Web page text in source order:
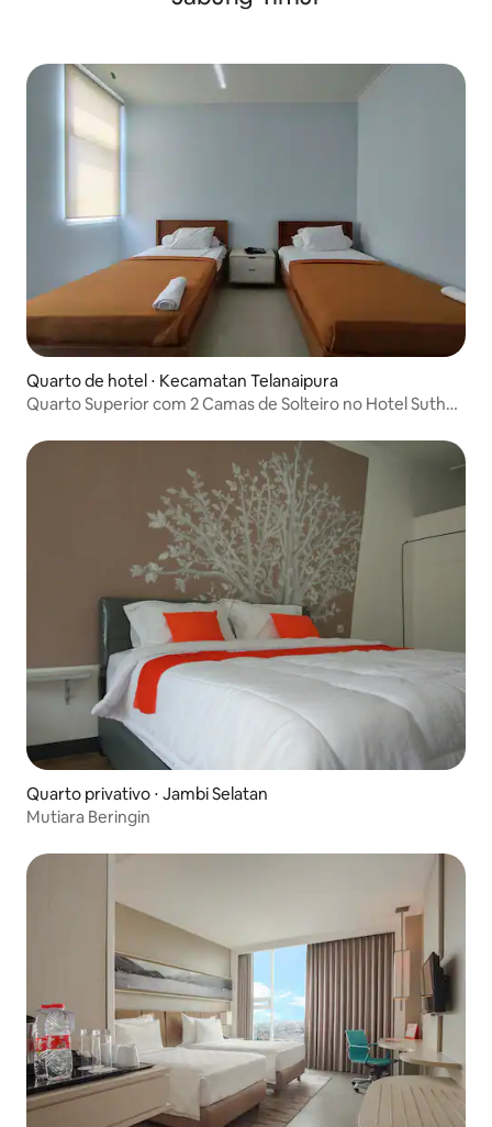
Quarto de hotel ⋅ Kecamatan Telanaipura
Quarto Superior com 2 Camas de Solteiro no Hotel Sutha
Quarto privativo ⋅ Jambi Selatan
Mutiara Beringin